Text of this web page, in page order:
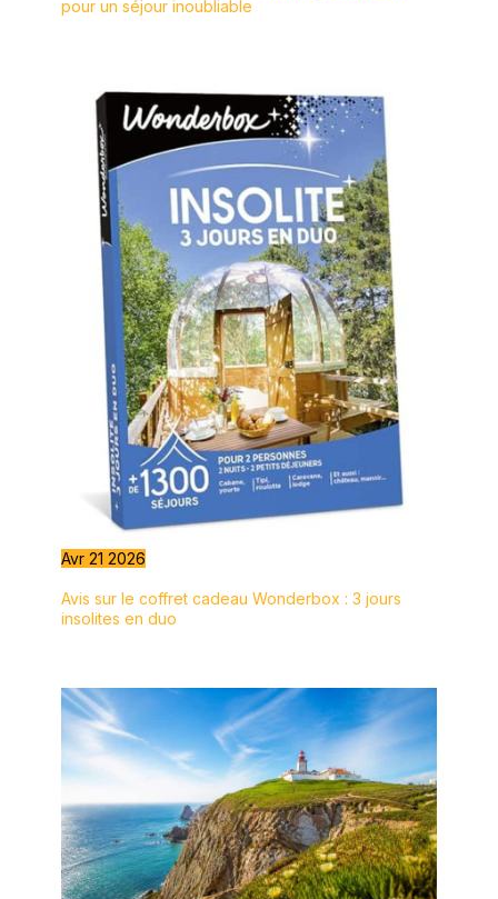
pour un séjour inoubliable
Avr 21 2026
Avis sur le coffret cadeau Wonderbox : 3 jours
insolites en duo